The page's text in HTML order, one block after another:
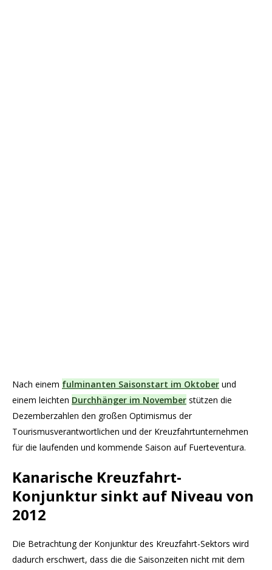
Nach einem fulminanten Saisonstart im Oktober und
einem leichten Durchhänger im November stützen die
Dezemberzahlen den großen Optimismus der
Tourismusverantwortlichen und der Kreuzfahrtunternehmen
für die laufenden und kommende Saison auf Fuerteventura.
Kanarische Kreuzfahrt-
Konjunktur sinkt auf Niveau von
2012
Die Betrachtung der Konjunktur des Kreuzfahrt-Sektors wird
dadurch erschwert, dass die die Saisonzeiten nicht mit dem